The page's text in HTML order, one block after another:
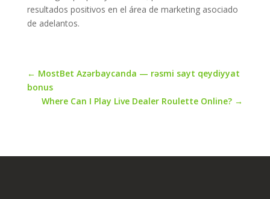
resultados positivos en el área de marketing asociado
de adelantos.
← MostBet Azərbaycanda — rəsmi sayt qeydiyyat
bonus
Where Can I Play Live Dealer Roulette Online? →